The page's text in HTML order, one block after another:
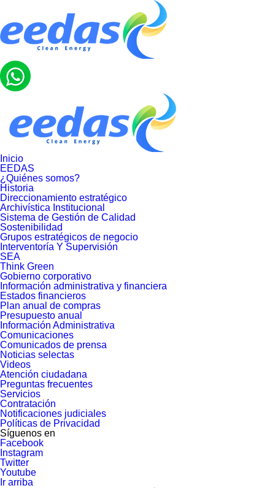
Inicio
EEDAS
¿Quiénes somos?
Historia
Direccionamiento estratégico
Archivística Institucional
Sistema de Gestión de Calidad
Sostenibilidad
Grupos estratégicos de negocio
Interventoría Y Supervisión
SEA
Think Green
Gobierno corporativo
Información administrativa y financiera
Estados financieros
Plan anual de compras
Presupuesto anual
Información Administrativa
Comunicaciones
Comunicados de prensa
Noticias selectas
Videos
Atención ciudadana
Preguntas frecuentes
Servicios
Contratación
Notificaciones judiciales
Políticas de Privacidad
Síguenos en
Facebook
Instagram
Twitter
Youtube
Ir arriba